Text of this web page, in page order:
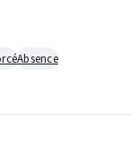
Absence